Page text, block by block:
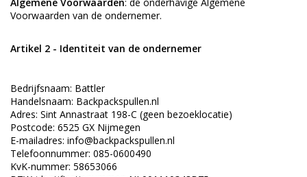
Voorwaarden van de ondernemer.
Artikel 2 - Identiteit van de ondernemer
Bedrijfsnaam: Battler
Handelsnaam: Backpackspullen.nl
Adres: Sint Annastraat 198-C (geen bezoeklocatie)
Postcode: 6525 GX Nijmegen
E-mailadres: info@backpackspullen.nl
Telefoonnummer: 085-0600490
KvK-nummer: 58653066